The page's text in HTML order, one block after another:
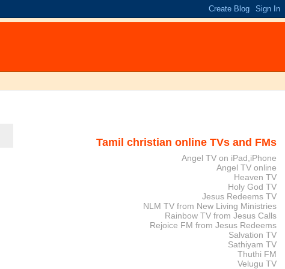
Tamil christian online TVs and FMs
Angel TV on iPad,iPhone
Angel TV online
Heaven TV
Holy God TV
Jesus Redeems TV
NLM TV from New Living Ministries
Rainbow TV from Jesus Calls
Rejoice FM from Jesus Redeems
Salvation TV
Sathiyam TV
Thuthi FM
Velugu TV